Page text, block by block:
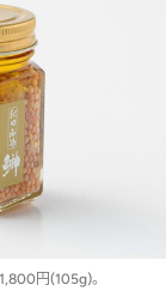
円(105g)。